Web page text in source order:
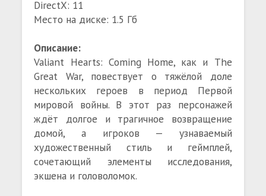
DirectX: 11
Место на диске: 1.5 Гб
Описание:
Valiant Hearts: Coming Home, как и The
Great War, повествует о тяжёлой доле
нескольких героев в период Первой
мировой войны. В этот раз персонажей
ждёт долгое и трагичное возвращение
домой, а игроков — узнаваемый
художественный стиль и геймплей,
сочетающий элементы исследования,
экшена и головоломок.